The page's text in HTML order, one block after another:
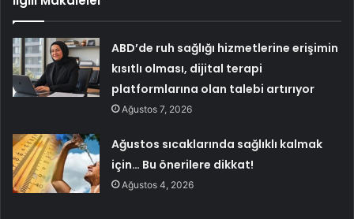
ABD’de ruh sağlığı hizmetlerine erişimin
kısıtlı olması, dijital terapi
platformlarına olan talebi artırıyor
Ağustos 7, 2026
Ağustos sıcaklarında sağlıklı kalmak
için… Bu önerilere dikkat!
Ağustos 4, 2026